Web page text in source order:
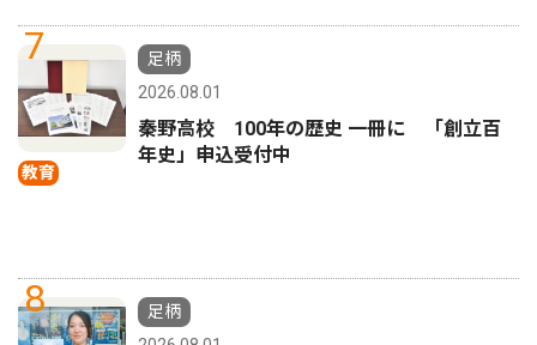
7
教育
足柄
2026.08.01
秦野高校 100年の歴史 一冊に 「創立百
年史」申込受付中
8
足柄